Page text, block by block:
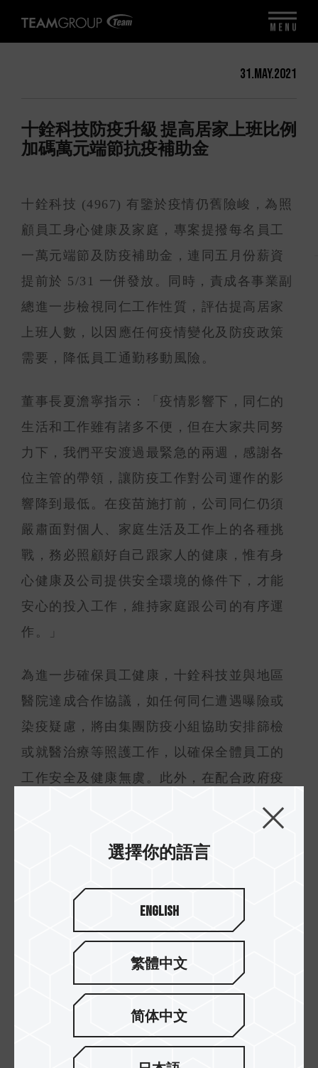
31.May.2021
十銓科技防疫升級 提高居家上班比例
加碼萬元端節抗疫補助金
十銓科技 (4967) 有鑒於疫情仍舊險峻，為照
顧員工身心健康及家庭，專案提撥每名員工
一萬元端節及防疫補助金，連同五月份薪資
提前於 5/31 一併發放。同時，責成各事業副
總進一步檢視同仁工作性質，評估提高居家
上班人數，以因應任何疫情變化及防疫政策
需要，降低員工通勤移動風險。
董事長夏澹寧指示：「疫情影響下，同仁的
生活和工作雖有諸多不便，但在大家共同努
力下，我們平安渡過最緊急的兩週，感謝各
位主管的帶領，讓防疫工作對公司運作的影
響降到最低。在疫苗施打前，公司同仁仍須
嚴肅面對個人、家庭生活及工作上的各種挑
戰，務必照顧好自己跟家人的健康，惟有身
心健康及公司提供安全環境的條件下，才能
安心的投入工作，維持家庭跟公司的有序運
作。」
為進一步確保員工健康，十銓科技並與地區
醫院達成合作協議，如任何同仁遭遇曝險或
染疫疑慮，將由集團防疫小組協助安排篩檢
或就醫治療等照護工作，以確保全體員工的
工作安全及健康無虞。此外，在配合政府疫
苗政策的前提下，積極尋求任何提供員工及
早施打疫苗的機會與方案，以確保十銓科技
全體同仁一起平安渡過此次疫情危機。
投資人關係 副理：陳芃菁 Vanessa Chen
電話：8226-5000 ext.256
vanessa.chen@teamgroup.com.tw
回到列表
選擇你的語言
English
繁體中文
简体中文
MENU